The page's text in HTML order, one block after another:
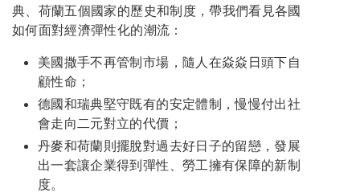
典、荷蘭五個國家的歷史和制度，帶我們看見各國
如何面對經濟彈性化的潮流：
美國撒手不再管制市場，隨人在焱焱日頭下自
顧性命；
德國和瑞典堅守既有的安定體制，慢慢付出社
會走向二元對立的代價；
丹麥和荷蘭則擺脫對過去好日子的留戀，發展
出一套讓企業得到彈性、勞工擁有保障的新制
度。